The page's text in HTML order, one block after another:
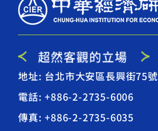
地址: 台北市大安區長興街75號
電話: +886-2-2735-6006
傳真: +886-2-2735-6035